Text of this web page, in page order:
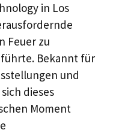
in Los
Feuer zu
Bekannt für
und
dieses
Moment